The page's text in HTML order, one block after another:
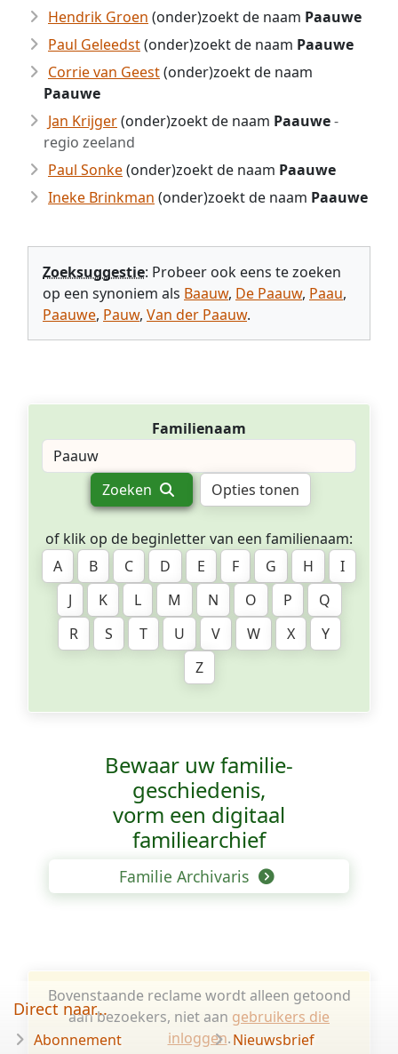
Hendrik Groen (onder)zoekt de naam Paauwe
Paul Geleedst(onder)zoekt de naam Paauwe
Corrie van Geest(onder)zoekt de naam
Paauwe
Jan Krijger(onder)zoekt de naam Paauwe-
regio zeeland
Paul Sonke(onder)zoekt de naam Paauwe
Ineke Brinkman (onder)zoekt de naam Paauwe
Zoeksuggestie: Probeer ook eens te zoeken
op een synoniem als Baauw, De Paauw, Paau,
Paauwe, Pauw, Van der Paauw.
Familienaam
Zoeken Opties tonen
of klik op de beginletter van een familienaam:
A
B C D E F G H
I
J
K L M N O P
Q
R
S T U V W X
Y
Z
Bewaar uw familie­
geschiedenis,
vorm een digitaal
familiearchief
Familie Archivaris
Bovenstaande reclame wordt alleen getoond
aan bezoekers, niet aan gebruikers die
inloggen.
Direct naar...
Abonnement Nieuwsbrief